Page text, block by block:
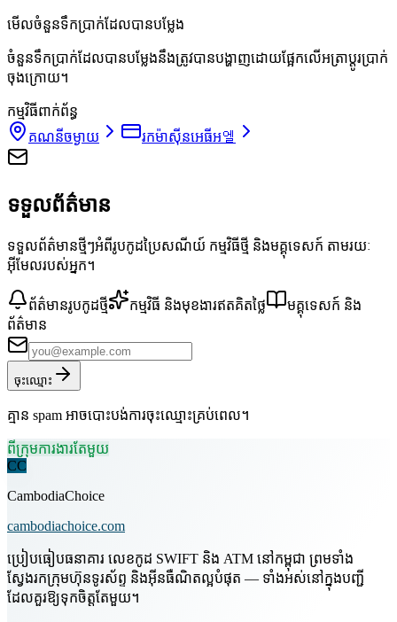
មើលចំនួនទឹកប្រាក់ដែលបានបម្លែង
ចំនួនទឹកប្រាក់ដែលបានបម្លែងនឹងត្រូវបានបង្ហាញដោយផ្អែកលើអត្រាប្តូរប្រាក់
ចុងក្រោយ។
កម្មវិធីពាក់ព័ន្ធ
គណនីចម្ងាយ
រកម៉ាស៊ីនអេធីអ엘
ទទួលព័ត៌មាន
ទទួលព័ត៌មានថ្មីៗអំពីរូបកូដប្រៃសណីយ៍ កម្មវិធីថ្មី និងមគ្គុទេសក៍ តាមរយៈ
អ៊ីមែលរបស់អ្នក។
ព័ត៌មានរូបកូដថ្មី កម្មវិធី និងមុខងារឥតគិតថ្លៃ
មគ្គុទេសក៍ និង
ព័ត៌មាន
ចុះឈ្មោះ
គ្មាន spam អាចបោះបង់ការចុះឈ្មោះគ្រប់ពេល។
ពីក្រុមការងារតែមួយ
CC
CambodiaChoice
cambodiachoice.com
ប្រៀបធៀបធនាគារ លេខកូដ SWIFT និង ATM នៅកម្ពុជា ព្រមទាំង
ស្វែងរកក្រុមហ៊ុនទូរស័ព្ទ និងអ៊ីនធឺណិតល្អបំផុត — ទាំងអស់នៅក្នុងបញ្ជី
ដែលគួរឱ្យទុកចិត្តតែមួយ។